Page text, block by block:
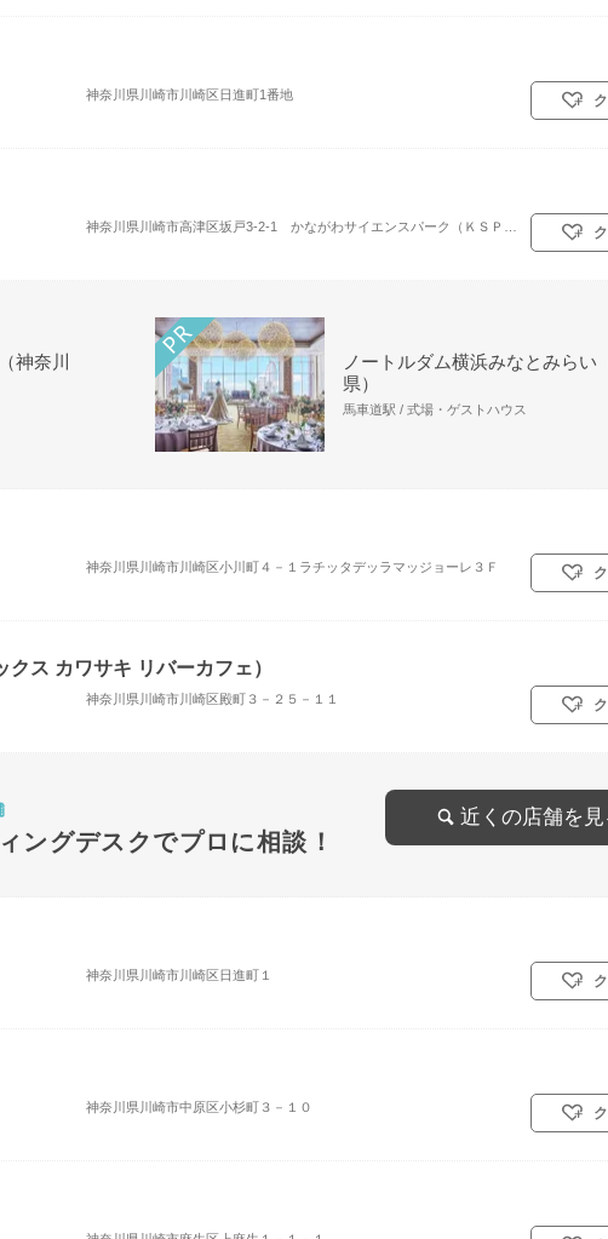
神奈川県川崎市川崎区日進町1番地
神奈川
ノートルダム横浜みなとみらい
県）
馬車道駅 / 式場・ゲストハウス
神奈川県川崎市川崎区小川町４－１ラチッタデッラマッジョーレ３Ｆ
ス カワサキ リバーカフェ）
神奈川県川崎市川崎区殿町３－２５－１１
ングデスクでプロに相談！
近くの店舗を見
神奈川県川崎市川崎区日進町１
神奈川県川崎市中原区小杉町３－１０